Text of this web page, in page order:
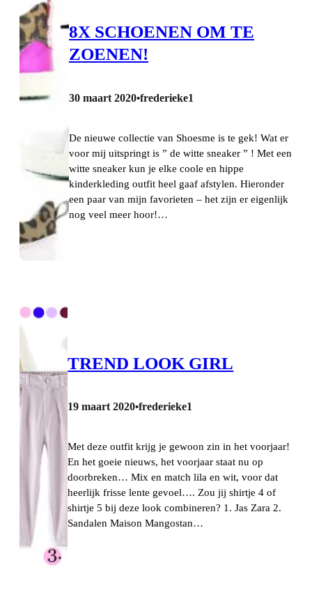
8X SCHOENEN OM TE
ZOENEN!
30 maart 2020•frederieke1
De nieuwe collectie van Shoesme is te gek! Wat er
voor mij uitspringt is ” de witte sneaker ” ! Met een
witte sneaker kun je elke coole en hippe
kinderkleding outfit heel gaaf afstylen. Hieronder
een paar van mijn favorieten – het zijn er eigenlijk
nog veel meer hoor!…
TREND LOOK GIRL
19 maart 2020•frederieke1
Met deze outfit krijg je gewoon zin in het voorjaar!
En het goeie nieuws, het voorjaar staat nu op
doorbreken… Mix en match lila en wit, voor dat
heerlijk frisse lente gevoel…. Zou jij shirtje 4 of
shirtje 5 bij deze look combineren? 1. Jas Zara 2.
Sandalen Maison Mangostan…